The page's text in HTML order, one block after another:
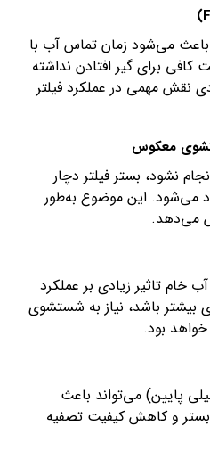
می‌شود زمان تماس آب با
برای گیر افتادن نداشته
نقش مهمی در عملکرد فیلتر
نشود، بستر فیلتر دچار
می‌شود. این موضوع به‌طور
می‌دهد.
خام تاثیر زیادی بر عملکرد
بیشتر باشد، نیاز به شستشوی
بود.
پایین) می‌تواند باعث
بستر و کاهش کیفیت تصفیه